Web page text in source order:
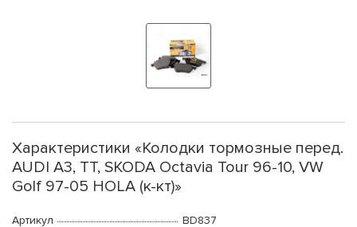
Характеристики «Колодки тормозные перед.
AUDI A3, TT, SKODA Octavia Tour 96-10, VW
Golf 97-05 HOLA (к-кт)»
Артикул
BD837